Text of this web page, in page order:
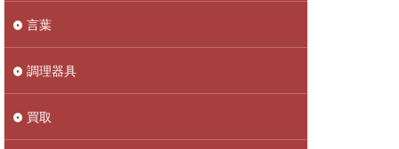
言葉
調理器具
買取